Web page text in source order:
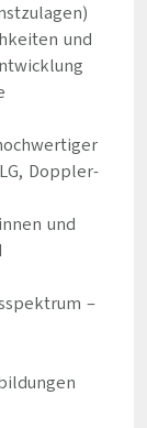
und
Doppler-
und
–